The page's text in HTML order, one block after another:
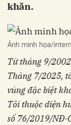
khăn.
Ảnh minh họa/
Từ tháng 9/
Tháng 7/2025,
vùng đặc biệt
Tôi thuộc diện
số 76/2019/NĐ-